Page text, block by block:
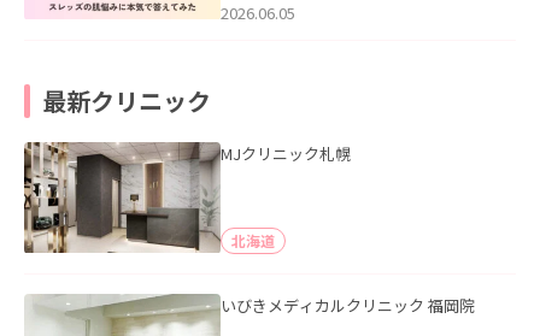
2026.06.05
最新クリニック
MJクリニック札幌
北海道
いびきメディカルクリニック 福岡院